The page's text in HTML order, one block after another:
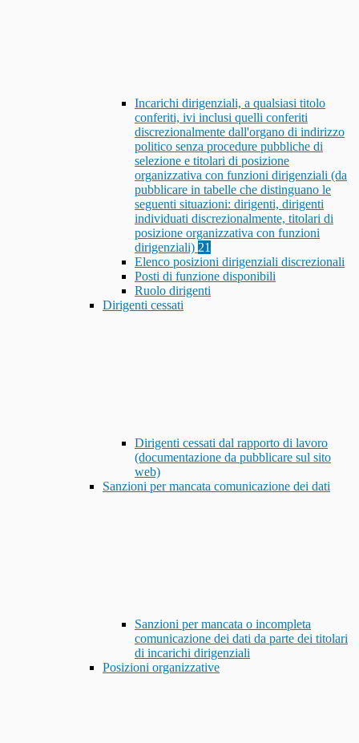
Incarichi dirigenziali, a qualsiasi titolo
conferiti, ivi inclusi quelli conferiti
discrezionalmente dall'organo di indirizzo
politico senza procedure pubbliche di
selezione e titolari di posizione
organizzativa con funzioni dirigenziali (da
pubblicare in tabelle che distinguano le
seguenti situazioni: dirigenti, dirigenti
individuati discrezionalmente, titolari di
posizione organizzativa con funzioni
dirigenziali) 21
Elenco posizioni dirigenziali discrezionali
Posti di funzione disponibili
Ruolo dirigenti
Dirigenti cessati
Dirigenti cessati dal rapporto di lavoro
(documentazione da pubblicare sul sito
web)
Sanzioni per mancata comunicazione dei dati
Sanzioni per mancata o incompleta
comunicazione dei dati da parte dei titolari
di incarichi dirigenziali
Posizioni organizzative